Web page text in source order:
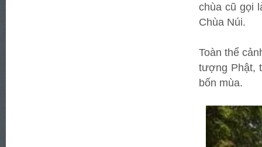
chùa cũ gọi
Chùa Núi.
Toàn thể
tượng Phật,
bốn mùa.